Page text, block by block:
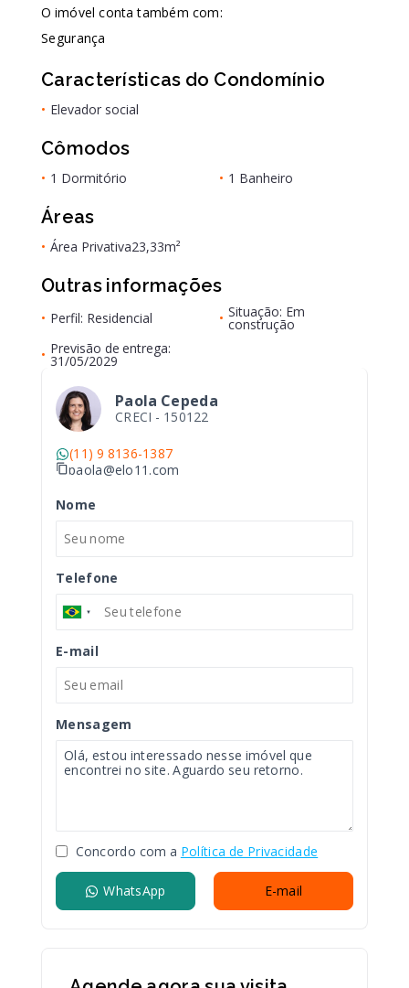
O imóvel conta também com:
Segurança
Características do Condomínio
• Elevador social
Cômodos
• 1 Dormitório • 1 Banheiro
Áreas
• Área Privativa23,33m²
Outras informações
• Perfil: Residencial • Situação: Em
construção
• Previsão de entrega:
31/05/2029
Paola Cepeda
CRECI - 150122
(11) 9 8136-1387
paola@elo11.com
Nome
Telefone
E-mail
Mensagem
Concordo com a Política de Privacidade
WhatsApp E-mail